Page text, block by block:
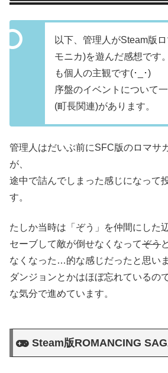
以下、管理人がSteam版
モニカ)を遊んだ感想です
も個人の主観です(･_･)
序盤のイベントについて
(町長関連)があります。
管理人はだいぶ前にSFC版のロマサ
が、
途中で詰んでしまった感じになって
す。
たしか当時は「ぞう」を仲間にした
セーブして敵が倒せなくなってぞう
なくなった…的な感じだったと思い
ダンジョンとかはほぼ忘れているの
な気分で進めています。
Steam版ROMANCING